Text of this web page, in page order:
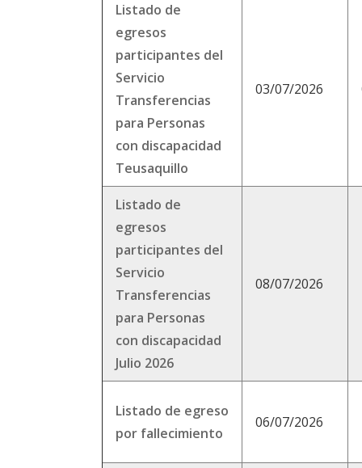
Listado de
egresos
participantes del
Servicio
Transferencias
para Personas
con discapacidad
Teusaquillo
03/07/2026
Listado de
egresos
participantes del
Servicio
Transferencias
para Personas
con discapacidad
Julio 2026
08/07/2026
Listado de egreso
por fallecimiento
06/07/2026